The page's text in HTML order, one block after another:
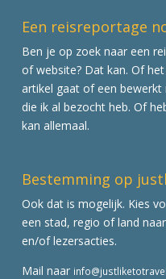
Een reisreportage
Ben je op zoek naar een
of website? Dat kan. Of
artikel gaat of een
die ik al bezocht heb. Of
kan allemaal.
Bestemming op
Ook dat is mogelijk. Kies
een stad, regio of land
en/of lezersacties.
Mail naar